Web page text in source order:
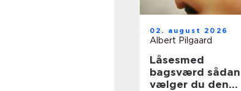
02. august 2026
Albert Pilgaard
Låsesmed
bagsværd sådan
vælger du den